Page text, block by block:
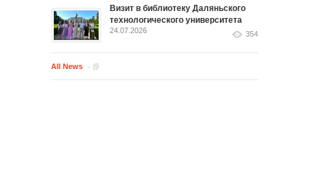
Визит в библиотеку Даляньского
технологического университета
24.07.2026 354
All News